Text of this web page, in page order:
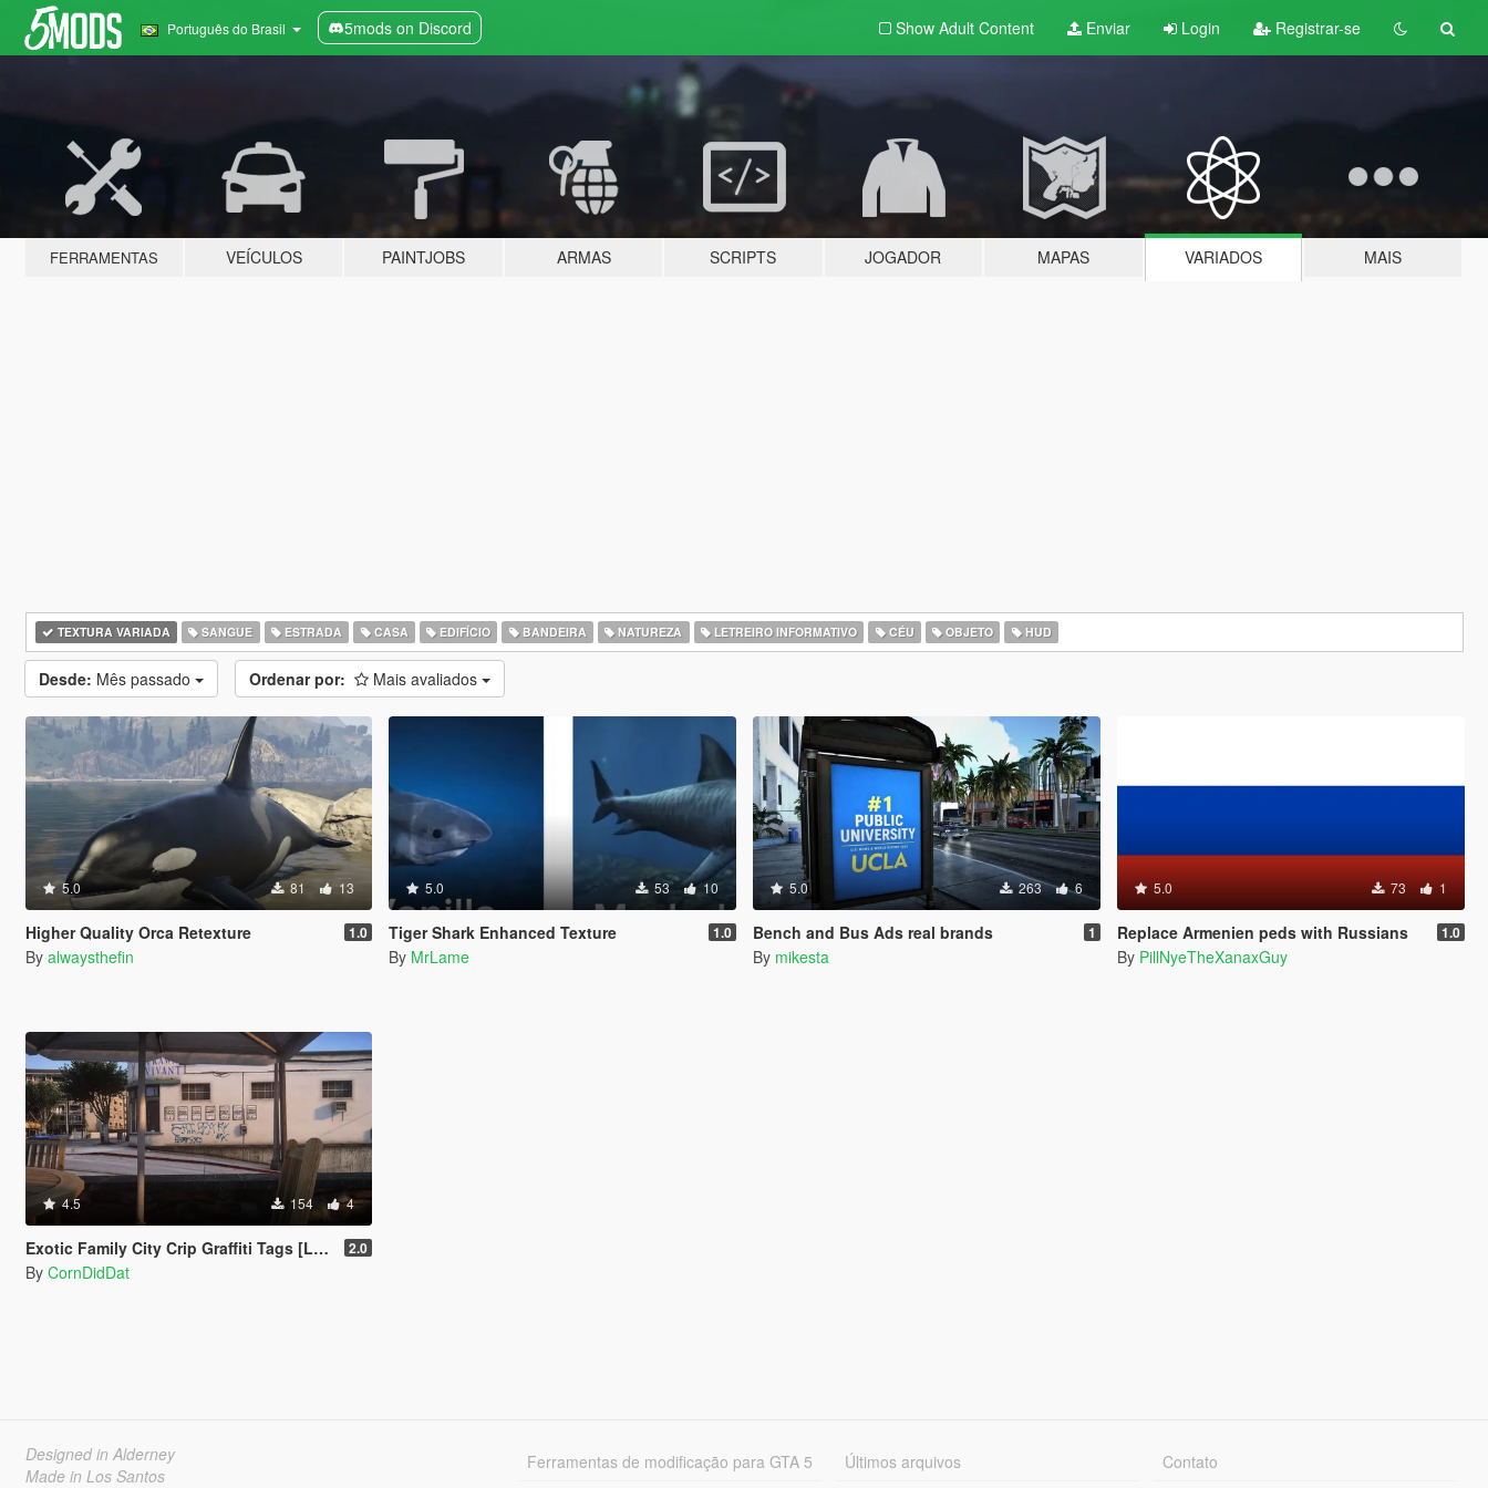
Português do Brasil 5mods on Discord Show Adult Content Enviar Login Registrar-se
FERRAMENTAS VEÍCULOS PAINTJOBS ARMAS SCRIPTS JOGADOR MAPAS VARIADOS MAIS
TEXTURA VARIADA SANGUE ESTRADA CASA EDIFÍCIO BANDEIRA NATUREZA LETREIRO INFORMATIVO CÉU OBJETO HUD
Desde: Mês passado Ordenar por: Mais avaliados
5.0 81 13
Higher Quality Orca Retexture 1.0
By alwaysthefin
5.0 53 10
Tiger Shark Enhanced Texture 1.0
By MrLame
5.0 263 6
Bench and Bus Ads real brands 1
By mikesta
5.0 73 1
Replace Armenien peds with Russians 1.0
By PillNyeTheXanaxGuy
4.5 154 4
Exotic Family City Crip Graffiti Tags [Legacy | Enhanced] 2.0
By CornDidDat
Designed in Alderney
Made in Los Santos
Ferramentas de modificação para GTA 5 Últimos arquivos Contato